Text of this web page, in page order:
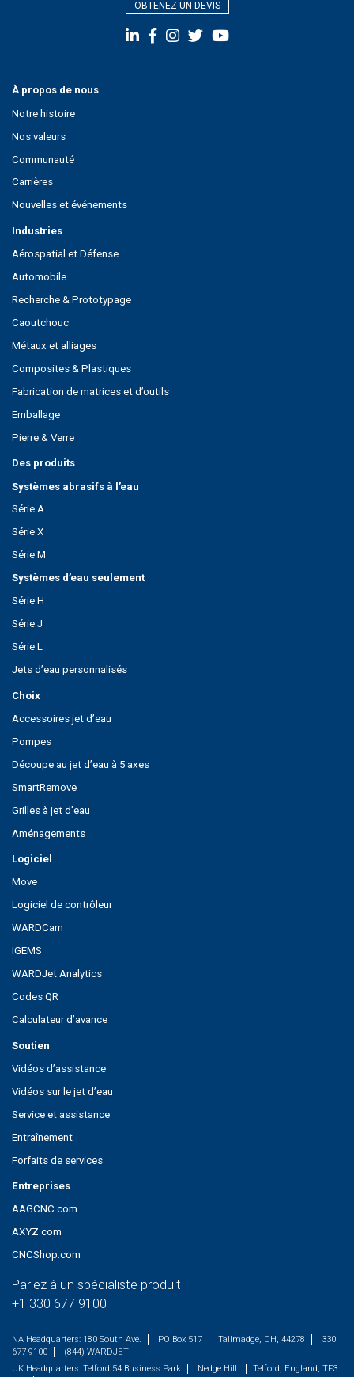
OBTENEZ UN DEVIS
À propos de nous
Notre histoire
Nos valeurs
Communauté
Carrières
Nouvelles et événements
Industries
Aérospatial et Défense
Automobile
Recherche & Prototypage
Caoutchouc
Métaux et alliages
Composites & Plastiques
Fabrication de matrices et d’outils
Emballage
Pierre & Verre
Des produits
Systèmes abrasifs à l’eau
Série A
Série X
Série M
Systèmes d’eau seulement
Série H
Série J
Série L
Jets d’eau personnalisés
Choix
Accessoires jet d’eau
Pompes
Découpe au jet d’eau à 5 axes
SmartRemove
Grilles à jet d’eau
Aménagements
Logiciel
Move
Logiciel de contrôleur
WARDCam
IGEMS
WARDJet Analytics
Codes QR
Calculateur d’avance
Soutien
Vidéos d’assistance
Vidéos sur le jet d’eau
Service et assistance
Entraînement
Forfaits de services
Entreprises
AAGCNC.com
AXYZ.com
CNCShop.com
NA Headquarters: 180 South Ave. PO Box 517 Tallmadge, OH, 44278
330
677 9100
(844) WARDJET
UK Headquarters: Telford 54 Business Park Nedge Hill
Telford, England, TF3
Parlez à un spécialiste produit
+1 330 677 9100